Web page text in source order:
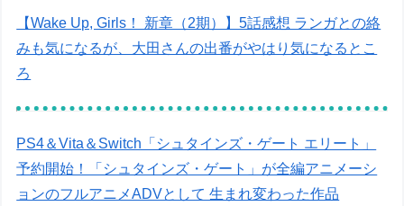
【Wake Up, Girls！ 新章（2期）】5話感想 ランガとの絡
みも気になるが、大田さんの出番がやはり気になるとこ
ろ
PS4＆Vita＆Switch「シュタインズ・ゲート エリート」
予約開始！「シュタインズ・ゲート」が全編アニメーシ
ョンのフルアニメADVとして 生まれ変わった作品